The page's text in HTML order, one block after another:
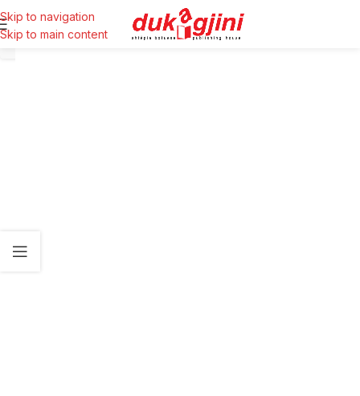
Skip to navigation
Skip to main content